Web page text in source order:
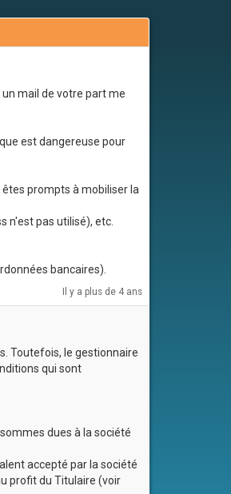
mail de votre part me
est dangereuse pour
prompts à mobiliser la
n'est pas utilisé), etc.
bancaires).
Il y a plus de 4 ans
Toutefois, le gestionnaire
qui sont
dues à la société
accepté par la société
profit du Titulaire (voir